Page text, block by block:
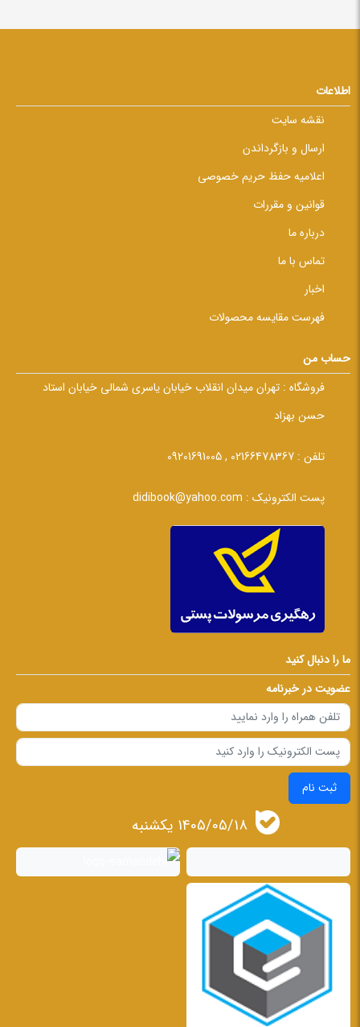
اطلاعات
نقشه سایت
ارسال و بازگرداندن
اعلامیه حفظ حریم خصوصی
قوانین و مقررات
درباره ما
تماس با ما
اخبار
فهرست مقایسه محصولات
حساب من
فروشگاه : تهران میدان انقلاب خیابان یاسری شمالی خیابان استاد
حسن بهزاد
تلفن : 02166478367 , 09201691005
پست الکترونیک : didibook@yahoo.com
ما را دنبال کنید
عضویت در خبرنامه
ثبت نام
1405/05/18 يكشنبه